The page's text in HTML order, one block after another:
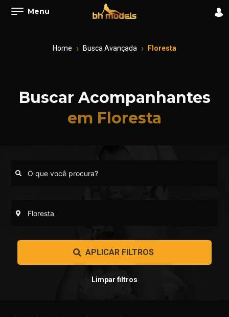
Menu
Home Busca Avançada Floresta
Buscar Acompanhantes
em Floresta
Limpar filtros